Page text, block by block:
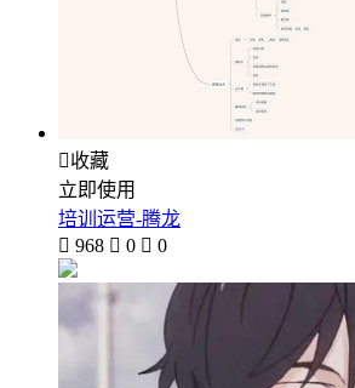
收藏
立即使用
培训运营-腾龙
 968  0  0